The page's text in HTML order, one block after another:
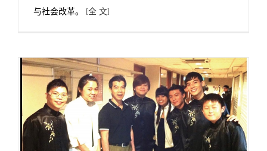
与社会改革。 [全 文]